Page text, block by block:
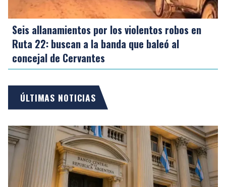
Seis allanamientos por los violentos robos en
Ruta 22: buscan a la banda que baleó al
concejal de Cervantes
ÚLTIMAS NOTICIAS